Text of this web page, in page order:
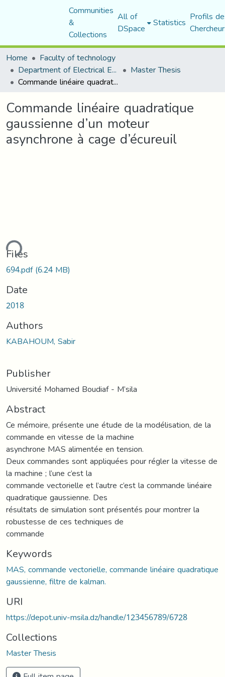
Communities
&
Collections
All of
DSpace Statistics Profils
Home
Faculty of technology
Department of Electrical Engineering Master Thesis
Commande linéaire quadratique gaussienne d’un moteur asynchrone à cage d’écureuil
Commande linéaire quadratique
gaussienne d’un moteur
asynchrone à cage d’écureuil
Files
694.pdf(6.24 MB)
Date
2018
Authors
KABAHOUM, Sabir
Publisher
Université Mohamed Boudiaf - M’sila
Abstract
Ce mémoire, présente une étude de la modélisation, de la
commande en vitesse de la machine
asynchrone MAS alimentée en tension.
Deux commandes sont appliquées pour régler la vitesse de
la machine ; l’une c’est la
commande vectorielle et l’autre c’est la commande linéaire
quadratique gaussienne. Des
résultats de simulation sont présentés pour montrer la
robustesse de ces techniques de
commande
Keywords
MAS, commande vectorielle, commande linéaire quadratique
gaussienne, filtre de kalman.
URI
https://depot.univ-msila.dz/handle/123456789/6728
Collections
Master Thesis